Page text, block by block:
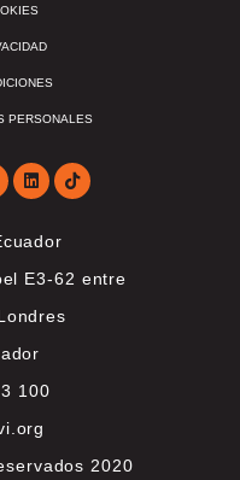
PERSONALES
E3-62 entre
100
2020